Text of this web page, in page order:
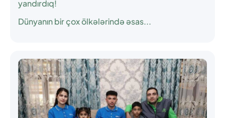
yandırdıq!
Dünyanın bir çox ölkələrində əsas...